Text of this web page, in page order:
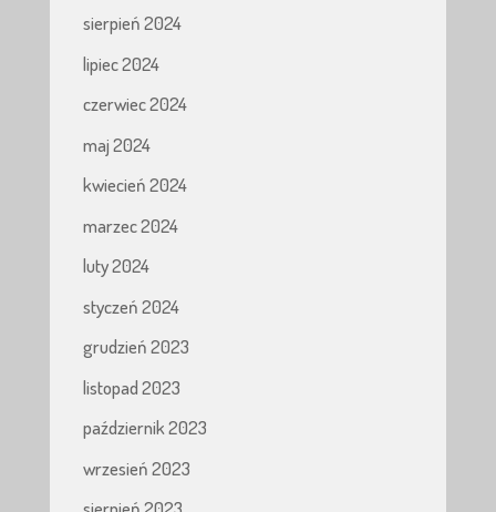
sierpień 2024
lipiec 2024
czerwiec 2024
maj 2024
kwiecień 2024
marzec 2024
luty 2024
styczeń 2024
grudzień 2023
listopad 2023
październik 2023
wrzesień 2023